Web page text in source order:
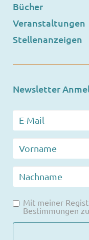
Bücher
Veranstaltungen
Stellenanzeigen
Newsletter
Mit meiner
Bestimmungen